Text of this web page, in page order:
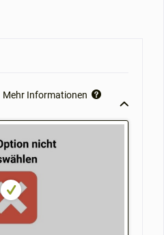
Mehr Informationen